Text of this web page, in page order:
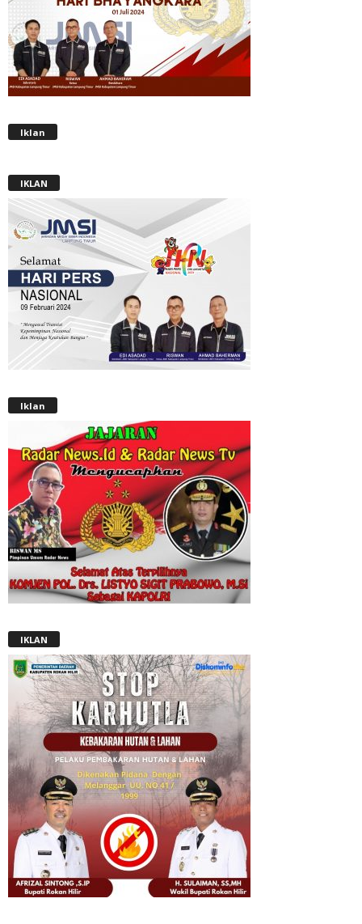
Iklan
IKLAN
Iklan
IKLAN